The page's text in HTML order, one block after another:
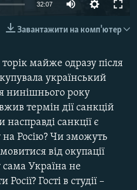
32:07
Завантажити на комп'ютер
майже одразу після
український
нинішнього року
термін дії санкцій
санкції є
на Росію? Чи зможуть
від окупації
сама Україна не
Гості в студії –